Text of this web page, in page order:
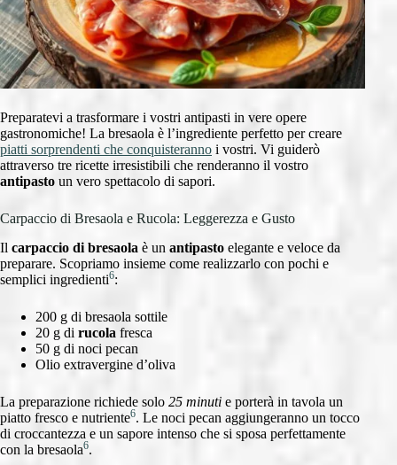
Preparatevi a trasformare i vostri antipasti in vere opere
gastronomiche! La bresaola è l’ingrediente perfetto per creare
piatti sorprendenti che conquisteranno i vostri. Vi guiderò
attraverso tre ricette irresistibili che renderanno il vostro
antipasto un vero spettacolo di sapori.
Carpaccio di Bresaola e Rucola: Leggerezza e Gusto
Il carpaccio di bresaola è un antipasto elegante e veloce da
preparare. Scopriamo insieme come realizzarlo con pochi e
semplici ingredienti6:
200 g di bresaola sottile
20 g di rucola fresca
50 g di noci pecan
Olio extravergine d’oliva
La preparazione richiede solo 25 minuti e porterà in tavola un
piatto fresco e nutriente6. Le noci pecan aggiungeranno un tocco
di croccantezza e un sapore intenso che si sposa perfettamente
con la bresaola6.